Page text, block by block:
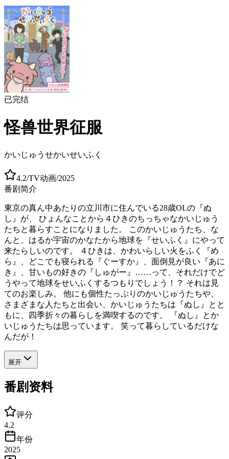
已完结
怪兽世界征服
かいじゅうせかいせいふく
4.2/TV动画/2025
番剧简介
東京の真ん中あたりの立川市に住んでいる28歳OLの『ぬ
し』が、 ひょんなことから４ひきのちっちゃなかいじゅう
たちと暮らすことになりました。 このかいじゅうたち、な
んと、はるか宇宙のかなたから地球を『せいふく』にやって
来たらしいのです。 ４ひきは、かわいらしい火をふく『め
ら』、どこでも寝られる『ぐーすか』、面倒見が良い『あに
き』、甘いもの好きの『しゅがー』……って、それだけでど
うやって地球をせいふくするつもりでしょう！？ それは見
てのお楽しみ。 他にも個性たっぷりのかいじゅうたちや、
さまざまな人たちと出会い、かいじゅうたちは『ぬし』とと
もに、四季折々の暮らしを満喫するのです。 『ぬし』とか
いじゅうたちは思っています。 笑って暮らしているだけな
んだが！
展开
番剧资料
评分
4.2
年份
2025